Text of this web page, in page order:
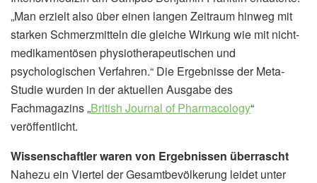
„Man erzielt also über einen langen Zeitraum hinweg mit
starken Schmerzmitteln die gleiche Wirkung wie mit nicht-
medikamentösen physiotherapeutischen und
psychologischen Verfahren.“ Die Ergebnisse der Meta-
Studie wurden in der aktuellen Ausgabe des
Fachmagazins „British Journal of Pharmacology“
veröffentlicht.
Wissenschaftler waren von Ergebnissen überrascht
Nahezu ein Viertel der Gesamtbevölkerung leidet unter